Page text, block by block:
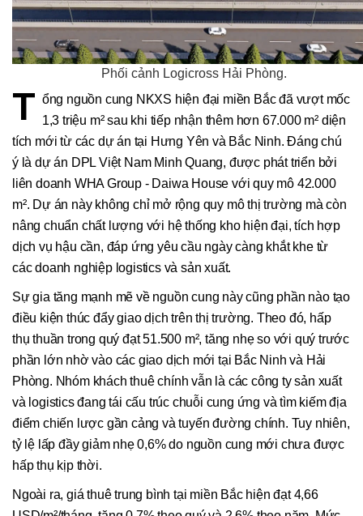
Phối cảnh Logicross Hải Phòng.
T ổng nguồn cung NKXS hiện đại miền Bắc đã vượt mốc
1,3 triệu m² sau khi tiếp nhận thêm hơn 67.000 m² diện
tích mới từ các dự án tại Hưng Yên và Bắc Ninh. Đáng chú
ý là dự án DPL Việt Nam Minh Quang, được phát triển bởi
liên doanh WHA Group - Daiwa House với quy mô 42.000
m². Dự án này không chỉ mở rộng quy mô thị trường mà còn
nâng chuẩn chất lượng với hệ thống kho hiện đại, tích hợp
dịch vụ hậu cần, đáp ứng yêu cầu ngày càng khắt khe từ
các doanh nghiệp logistics và sản xuất.
Sự gia tăng mạnh mẽ về nguồn cung này cũng phần nào tạo
điều kiện thúc đẩy giao dịch trên thị trường. Theo đó, hấp
thụ thuần trong quý đạt 51.500 m², tăng nhẹ so với quý trước
phần lớn nhờ vào các giao dịch mới tại Bắc Ninh và Hải
Phòng. Nhóm khách thuê chính vẫn là các công ty sản xuất
và logistics đang tái cấu trúc chuỗi cung ứng và tìm kiếm địa
điểm chiến lược gần cảng và tuyến đường chính. Tuy nhiên,
tỷ lệ lấp đầy giảm nhẹ 0,6% do nguồn cung mới chưa được
hấp thụ kịp thời.
Ngoài ra, giá thuê trung bình tại miền Bắc hiện đạt 4,66